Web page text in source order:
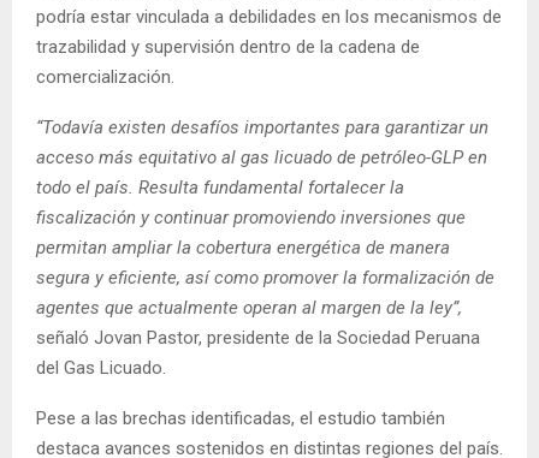
podría estar vinculada a debilidades en los mecanismos de
trazabilidad y supervisión dentro de la cadena de
comercialización.
“Todavía existen desafíos importantes para garantizar un
acceso más equitativo al gas licuado de petróleo-GLP en
todo el país. Resulta fundamental fortalecer la
fiscalización y continuar promoviendo inversiones que
permitan ampliar la cobertura energética de manera
segura y eficiente, así como promover la formalización de
agentes que actualmente operan al margen de la ley”,
señaló Jovan Pastor, presidente de la Sociedad Peruana
del Gas Licuado.
Pese a las brechas identificadas, el estudio también
destaca avances sostenidos en distintas regiones del país.